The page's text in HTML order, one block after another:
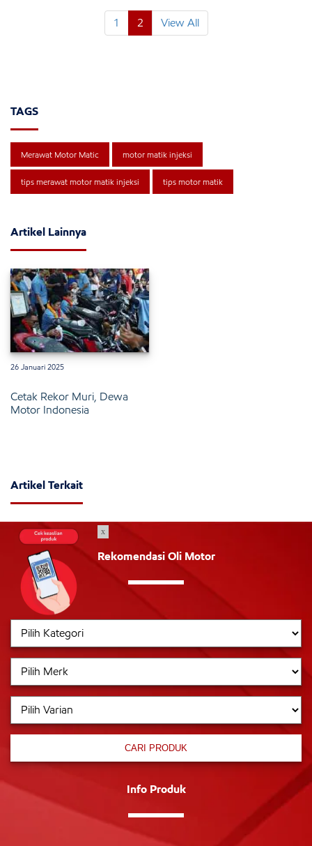
1 2 View All
TAGS
Merawat Motor Matic motor matik injeksi
tips merawat motor matik injeksi tips motor matik
Artikel Lainnya
26 Januari 2025
Cetak Rekor Muri, Dewa
Motor Indonesia
Artikel Terkait
Rekomendasi Oli Motor
CARI PRODUK
Info Produk
x